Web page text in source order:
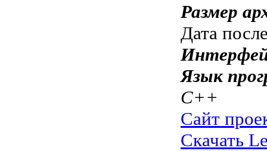
Размер
Дата
Язык
C++
Сайт
Скачать